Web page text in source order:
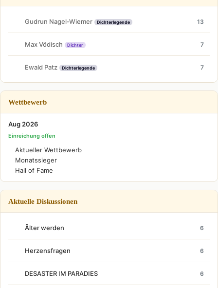
Gudrun Nagel-Wiemer Dichterlegende 13
Max Vödisch Dichter 7
Ewald Patz Dichterlegende 7
Wettbewerb
Aug 2026
Einreichung offen
Aktueller Wettbewerb
Monatssieger
Hall of Fame
Aktuelle Diskussionen
Älter werden 6
Herzensfragen 6
DESASTER IM PARADIES 6